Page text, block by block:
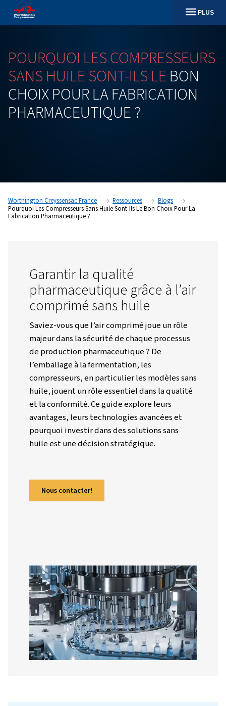
POURQUOILES
SANSHUILE SONT-ILSLE
CHOIXPOURLA
Fabrication Pharmaceutique ?
Garantir la qualité
pharmaceutique grâce à
comprimé sans huile
Saviez-vous que l’air comprimé joue un
majeur dans la sécurité de chaque
de production pharmaceutique ? De
huile, jouent un rôle essentiel dans la
et la conformité. Ce guide explore leurs
Nous contacter!